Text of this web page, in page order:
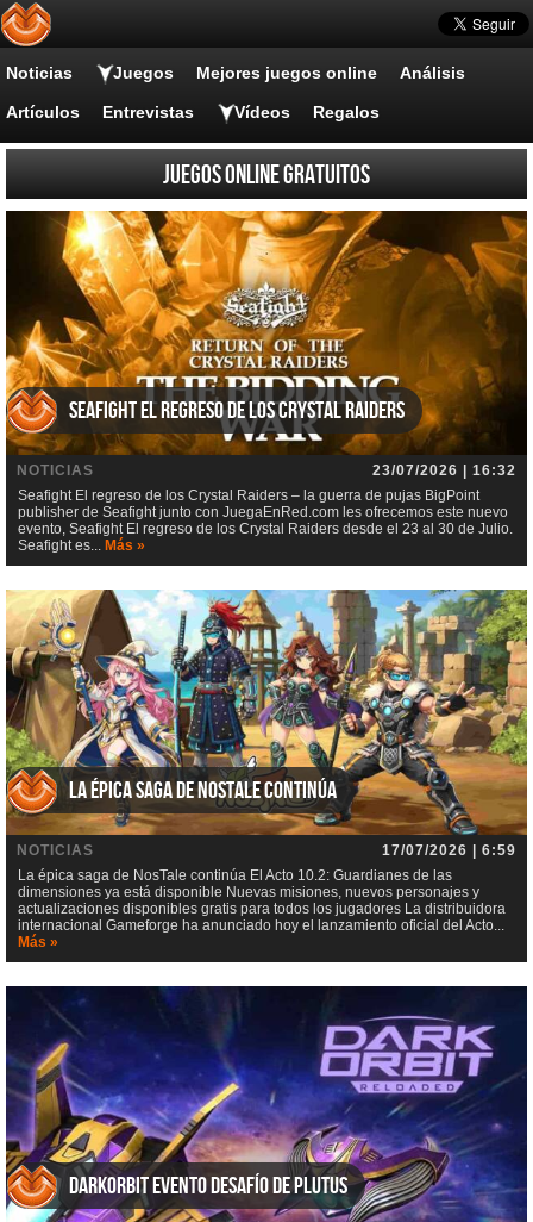
Noticias Juegos Mejores juegos online Análisis
Artículos Entrevistas Vídeos Regalos
Juegos online gratuitos
Seafight El regreso de los Crystal Raiders
NOTICIAS
23/07/2026 | 16:32
Seafight El regreso de los Crystal Raiders – la guerra de pujas BigPoint
publisher de Seafight junto con JuegaEnRed.com les ofrecemos este nuevo
evento, Seafight El regreso de los Crystal Raiders desde el 23 al 30 de Julio.
Seafight es... Más »
La épica saga de NosTale continúa
NOTICIAS
17/07/2026 | 6:59
La épica saga de NosTale continúa El Acto 10.2: Guardianes de las
dimensiones ya está disponible Nuevas misiones, nuevos personajes y
actualizaciones disponibles gratis para todos los jugadores La distribuidora
internacional Gameforge ha anunciado hoy el lanzamiento oficial del Acto...
Más »
DarkOrbit Evento Desafío de Plutus